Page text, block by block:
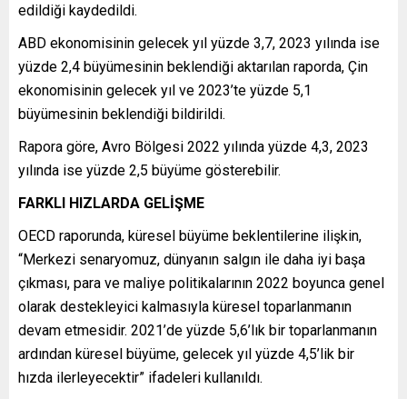
edildiği kaydedildi.
ABD ekonomisinin gelecek yıl yüzde 3,7, 2023 yılında ise
yüzde 2,4 büyümesinin beklendiği aktarılan raporda, Çin
ekonomisinin gelecek yıl ve 2023’te yüzde 5,1
büyümesinin beklendiği bildirildi.
Rapora göre, Avro Bölgesi 2022 yılında yüzde 4,3, 2023
yılında ise yüzde 2,5 büyüme gösterebilir.
FARKLI HIZLARDA GELİŞME
OECD raporunda, küresel büyüme beklentilerine ilişkin,
“Merkezi senaryomuz, dünyanın salgın ile daha iyi başa
çıkması, para ve maliye politikalarının 2022 boyunca genel
olarak destekleyici kalmasıyla küresel toparlanmanın
devam etmesidir. 2021’de yüzde 5,6’lık bir toparlanmanın
ardından küresel büyüme, gelecek yıl yüzde 4,5’lik bir
hızda ilerleyecektir” ifadeleri kullanıldı.